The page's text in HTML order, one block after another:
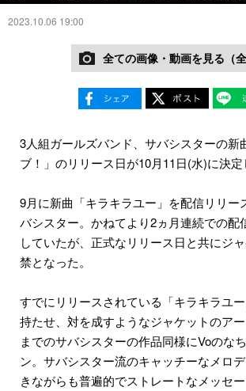
2023.10.06 19:00
全ての画像・動画を見る（全
3人組ガールズバンド、サバシスターの新
ブ！」のリリース日が10月11日(水)に決定
9月に新曲「キラキラユー」を配信リリー
バシスター。かねてより2ヵ月連続での配
していたが、正式なリリース日と共にジ
禁となった。
すでにリリースされている「キラキラユ
持たせ、対を成すようなジャケットのア
までのサバシスターの作品同様にVoのな
ン。サバシスター流のキャッチーなメロ
きながらも普遍的でストレートなメッセ